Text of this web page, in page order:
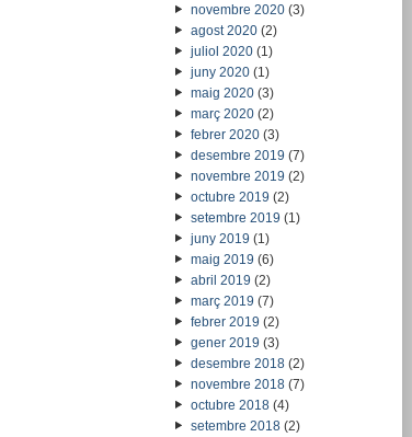
novembre 2020(3)
agost 2020(2)
juliol 2020(1)
juny 2020(1)
maig 2020(3)
març 2020(2)
febrer 2020(3)
desembre 2019 (7)
novembre 2019 (2)
octubre 2019 (2)
setembre 2019 (1)
juny 2019 (1)
maig 2019 (6)
abril 2019 (2)
març 2019 (7)
febrer 2019 (2)
gener 2019 (3)
desembre 2018(2)
novembre 2018(7)
octubre 2018(4)
setembre 2018(2)